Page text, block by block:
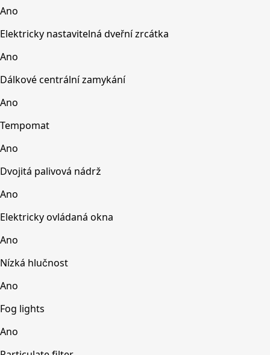
Ano
Elektricky nastavitelná dveřní zrcátka
Ano
Dálkové centrální zamykání
Ano
Tempomat
Ano
Dvojitá palivová nádrž
Ano
Elektricky ovládaná okna
Ano
Nízká hlučnost
Ano
Fog lights
Ano